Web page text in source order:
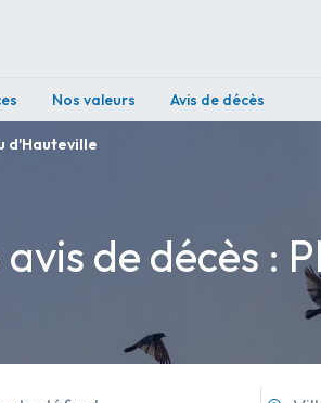
Nos valeurs Avis de décès
d'Hauteville
avis de décès :